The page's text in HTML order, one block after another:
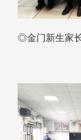
◎金门新生家